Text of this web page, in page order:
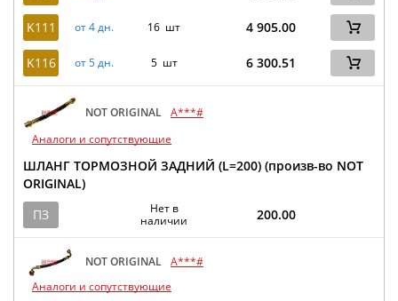
K111 от 4 дн. 16 шт 4 905.00
K116 от 5 дн. 5 шт 6 300.51
NOT ORIGINAL A***#
Аналоги и сопутствующие
ШЛАНГ ТОРМОЗНОЙ ЗАДНИЙ (L=200) (произв-во NOT
ORIGINAL)
ПЗ
Нет в
наличии
200.00
NOT ORIGINAL A***#
Аналоги и сопутствующие